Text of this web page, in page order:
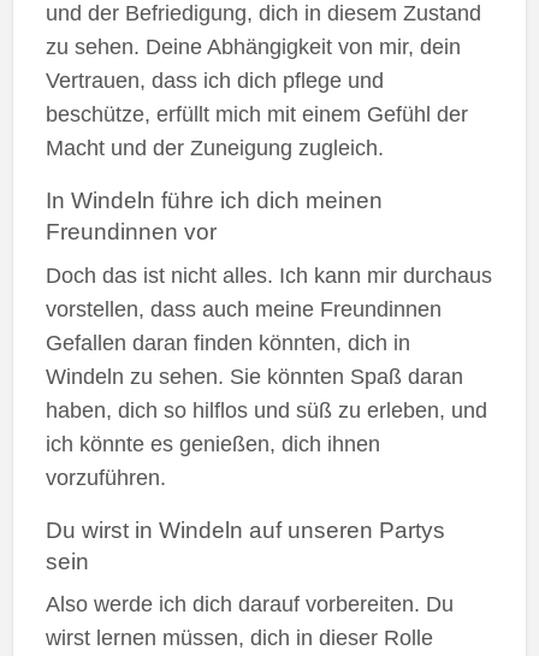
und der Befriedigung, dich in diesem Zustand
zu sehen. Deine Abhängigkeit von mir, dein
Vertrauen, dass ich dich pflege und
beschütze, erfüllt mich mit einem Gefühl der
Macht und der Zuneigung zugleich.
In Windeln führe ich dich meinen
Freundinnen vor
Doch das ist nicht alles. Ich kann mir durchaus
vorstellen, dass auch meine Freundinnen
Gefallen daran finden könnten, dich in
Windeln zu sehen. Sie könnten Spaß daran
haben, dich so hilflos und süß zu erleben, und
ich könnte es genießen, dich ihnen
vorzuführen.
Du wirst in Windeln auf unseren Partys
sein
Also werde ich dich darauf vorbereiten. Du
wirst lernen müssen, dich in dieser Rolle